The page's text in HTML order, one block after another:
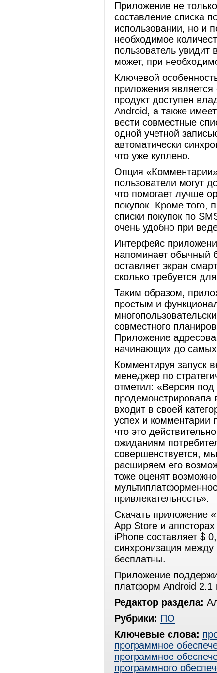
Приложение не
составление списка
использовании, но и
необходимое
пользователь увидит
может, при
Ключевой
приложения
продукт доступен
Android, а также
вести совместные
одной учетной
автоматически
что уже куплено.
Опция
пользователи могут
что помогает лучше
покупок. Кроме того,
списки покупок по
очень удобно при
Интерфейс
напоминает обычный
оставляет экран
сколько требуется
Таким образом,
простым и
совместного
Приложение
начинающих до
Комментируя запуск
менеджер по
отметил: «Версия
продемонстрировала
входит в своей
успех и комментарии
что это
ожиданиям
совершенствуется,
расширяем его
тоже оценят
привлекательность».
Скачать приложение
App Store и
iPhone составляет $
синхронизация между
бесплатны.
Приложение
платформ Android 2.1
Редактор раздела:
Рубрики: ПО
Ключевые слова:
программное
программное
программного